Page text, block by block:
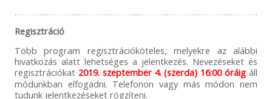
Regisztráció
Több program regisztrációköteles, melyekre az alábbi
hivatkozás alatt lehetséges a jelentkezés. Nevezéseket és
regisztrációkat 2019. szeptember 4. (szerda) 16:00 óráig áll
módunkban elfogadni. Telefonon vagy más módon nem
tudunk jelentkezéseket rögzíteni.